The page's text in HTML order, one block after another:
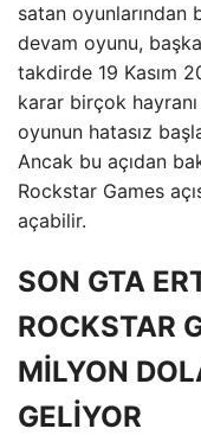
satan oyunlarından
devam oyunu,
takdirde 19 Kasım
karar birçok hayranı
oyunun hatasız
Ancak bu açıdan
Rockstar Games
açabilir.
SON GTA
ROCKSTAR
MİLYON
GELİYOR